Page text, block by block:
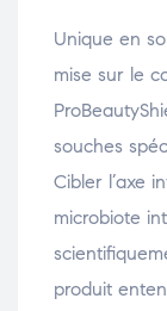
Unique en
mise sur le
souches
Cibler l’axe
microbiote
produit